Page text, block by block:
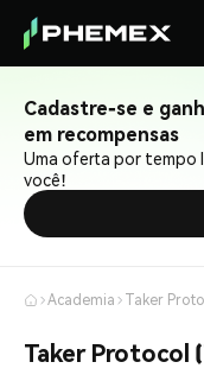
Cadastre-se e
em recompensas
Uma oferta por tempo
você!
Academia
Taker Protocol